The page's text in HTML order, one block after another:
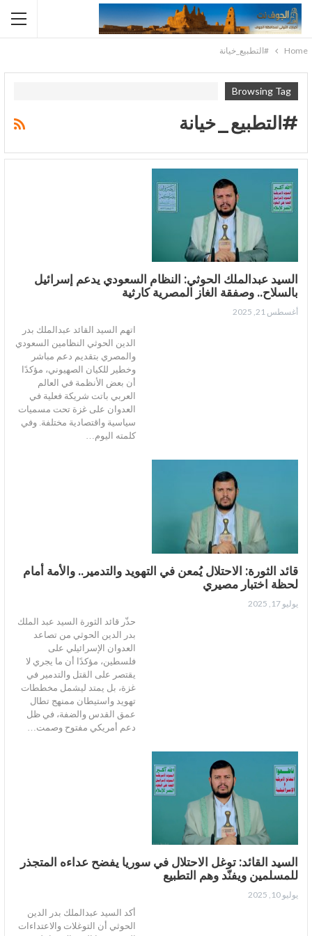
Home #التطبيع_خيانة
Browsing Tag
#التطبيع_خيانة
السيد عبدالملك الحوثي: النظام السعودي يدعم إسرائيل
بالسلاح.. وصفقة الغاز المصرية كارثية
أغسطس 21, 2025
اتهم السيد القائد عبدالملك بدر
الدين الحوثي النظامين السعودي
والمصري بتقديم دعم مباشر
وخطير للكيان الصهيوني، مؤكدًا
أن بعض الأنظمة في العالم
العربي باتت شريكة فعلية في
العدوان على غزة تحت مسميات
سياسية واقتصادية مختلفة. وفي
كلمته اليوم…
قائد الثورة: الاحتلال يُمعن في التهويد والتدمير.. والأمة أمام
لحظة اختبار مصيري
يوليو 17, 2025
حذّر قائد الثورة السيد عبد الملك
بدر الدين الحوثي من تصاعد
العدوان الإسرائيلي على
فلسطين، مؤكدًا أن ما يجري لا
يقتصر على القتل والتدمير في
غزة، بل يمتد ليشمل مخططات
تهويد واستيطان ممنهج تطال
عمق القدس والضفة، في ظل
دعم أمريكي مفتوح وصمت…
السيد القائد: توغل الاحتلال في سوريا يفضح عداءه المتجذر
للمسلمين ويفنّد وهم التطبيع
يوليو 10, 2025
أكد السيد عبدالملك بدر الدين
الحوثي أن التوغلات والاعتداءات